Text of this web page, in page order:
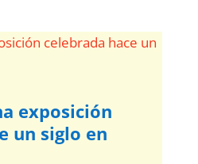
exposición
un siglo en